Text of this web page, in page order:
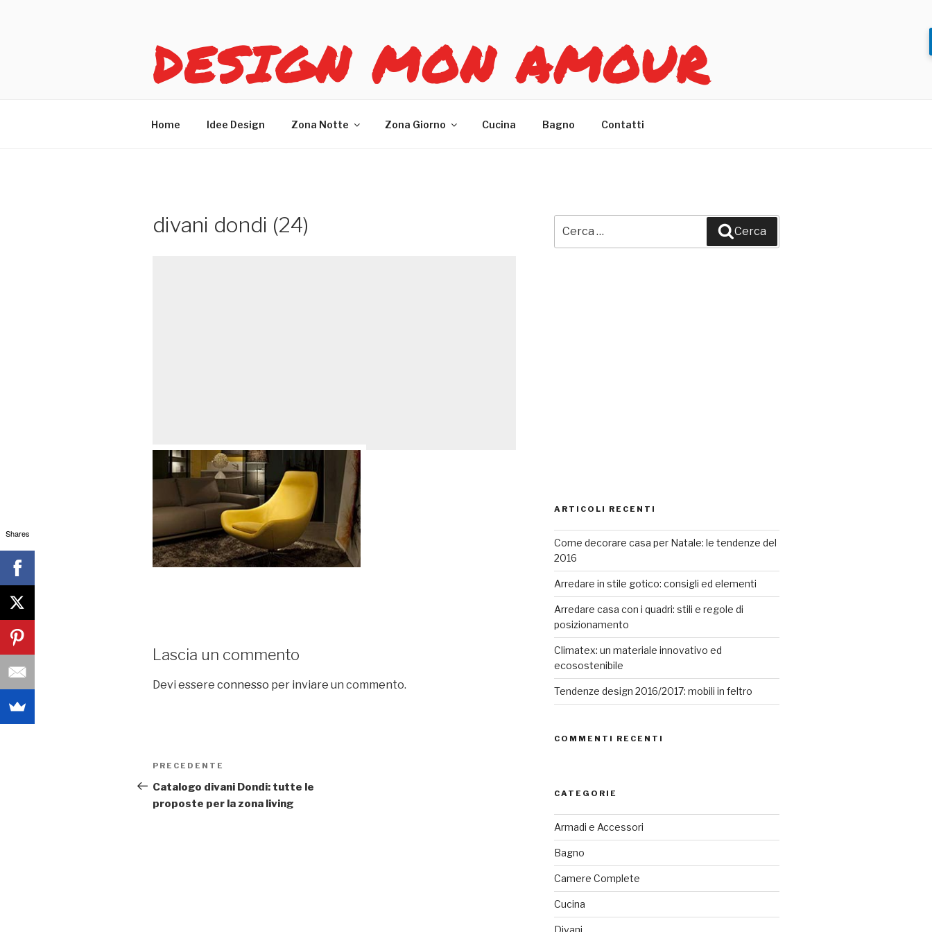
DESIGN MON AMOUR
Home Idee Design Zona Notte Zona Giorno Cucina Bagno Contatti
divani dondi (24)
Lascia un commento
Devi essere connesso per inviare un commento.
Navigazione
articoli
Articolo
precedente:
PRECEDENTE
Catalogo divani Dondi: tutte le
proposte per la zona living
Cerca
ARTICOLI RECENTI
Come decorare casa per Natale: le tendenze del
2016
Arredare in stile gotico: consigli ed elementi
Arredare casa con i quadri: stili e regole di
posizionamento
Climatex: un materiale innovativo ed
ecosostenibile
Tendenze design 2016/2017: mobili in feltro
COMMENTI RECENTI
CATEGORIE
Armadi e Accessori
Bagno
Camere Complete
Cucina
Shares